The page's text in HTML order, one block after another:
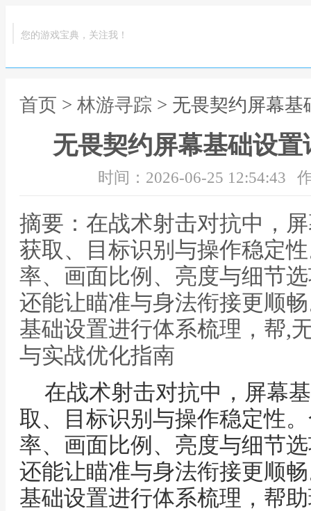
您的游戏宝典，关注我！
首页 > 林游寻踪 > 无畏契约屏幕
无畏契约屏幕基础设
时间：2026-06-25 12:54:43
摘要：在战术射击对抗中，
获取、目标识别与操作稳定
率、画面比例、亮度与细节
还能让瞄准与身法衔接更顺
基础设置进行体系梳理，帮,
与实战优化指南
在战术射击对抗中，屏幕
取、目标识别与操作稳定性
率、画面比例、亮度与细节
还能让瞄准与身法衔接更顺
基础设置进行体系梳理，帮